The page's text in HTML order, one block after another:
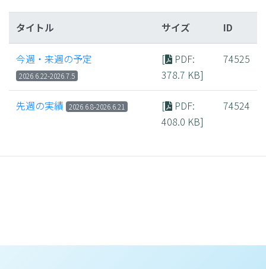
タイトル サイズ ID
今週・来週の予定
​2​0​26.6.22-​2​0​26.7.5
[ PDF:
378.7 KB]
74525
先週の実績 2​0​26.​6.8-​2​0​26.6.21 [ PDF:
408.0 KB]
74524